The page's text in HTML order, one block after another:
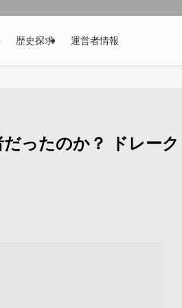
歴史探求 運営者情報
ったのか？ ドレーク